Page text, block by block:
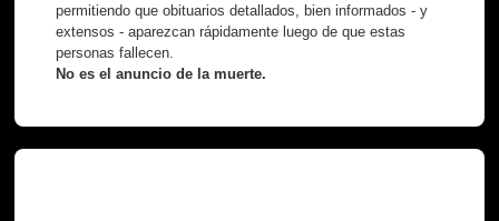
permitiendo que obituarios detallados, bien informados - y
extensos - aparezcan rápidamente luego de que estas
personas fallecen.
No es el anuncio de la muerte.